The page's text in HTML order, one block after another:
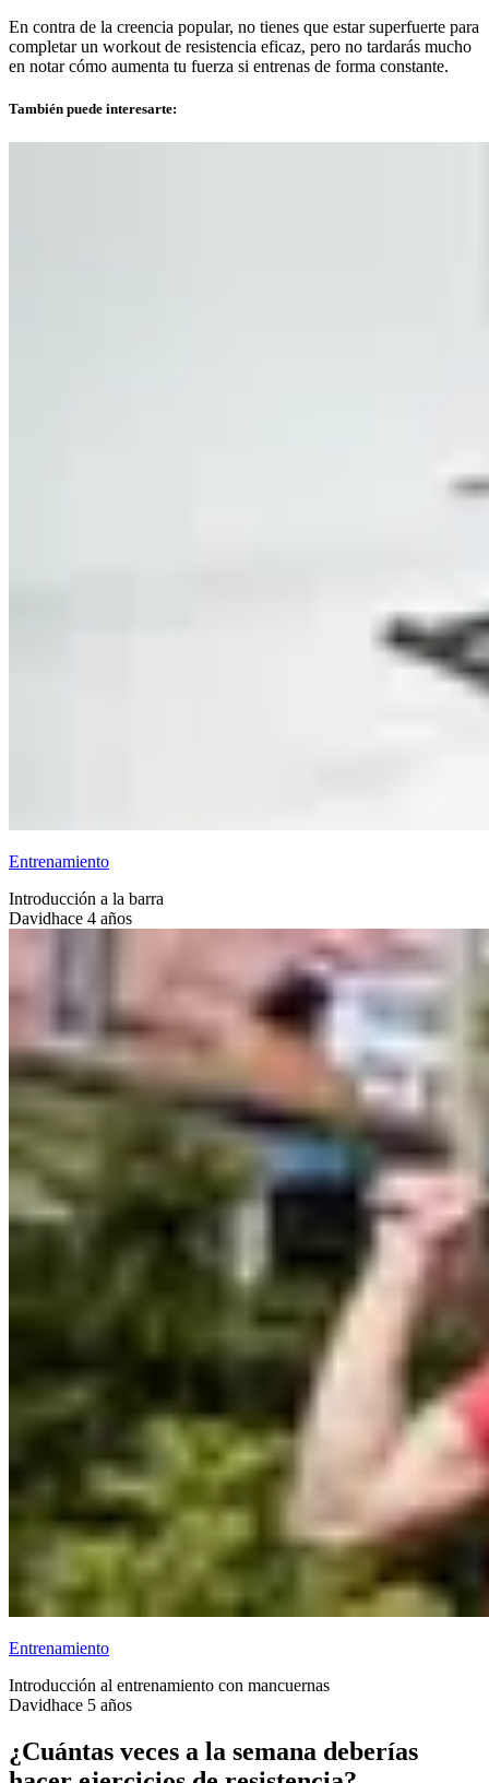
En contra de la creencia popular, no tienes que estar superfuerte para
completar un workout de resistencia eficaz, pero no tardarás mucho
en notar cómo aumenta tu fuerza si entrenas de forma constante.
También puede interesarte:
Entrenamiento
Introducción a la barra
Davidhace 4 años
Entrenamiento
Introducción al entrenamiento con mancuernas
Davidhace 5 años
¿Cuántas veces a la semana deberías